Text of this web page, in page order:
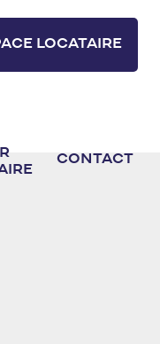
LOCATAIRE
CONTACT
Marchés publics